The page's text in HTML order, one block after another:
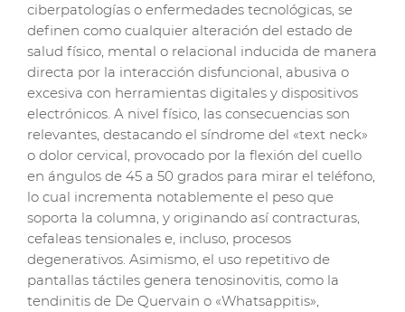
ciberpatologías o enfermedades tecnológicas, se
definen como cualquier alteración del estado de
salud físico, mental o relacional inducida de manera
directa por la interacción disfuncional, abusiva o
excesiva con herramientas digitales y dispositivos
electrónicos. A nivel físico, las consecuencias son
relevantes, destacando el síndrome del «text neck»
o dolor cervical, provocado por la flexión del cuello
en ángulos de 45 a 50 grados para mirar el teléfono,
lo cual incrementa notablemente el peso que
soporta la columna, y originando así contracturas,
cefaleas tensionales e, incluso, procesos
degenerativos. Asimismo, el uso repetitivo de
pantallas táctiles genera tenosinovitis, como la
tendinitis de De Quervain o «Whatsappitis»,